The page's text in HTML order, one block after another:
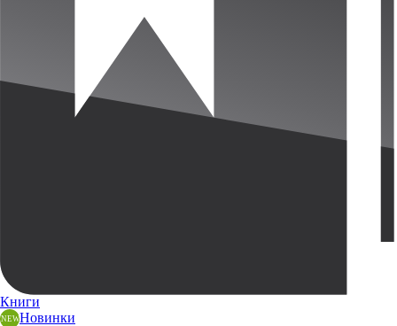
Книги
Новинки